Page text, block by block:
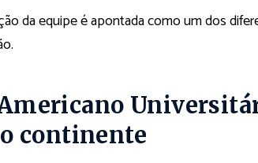
da equipe é apontada como um dos
continente